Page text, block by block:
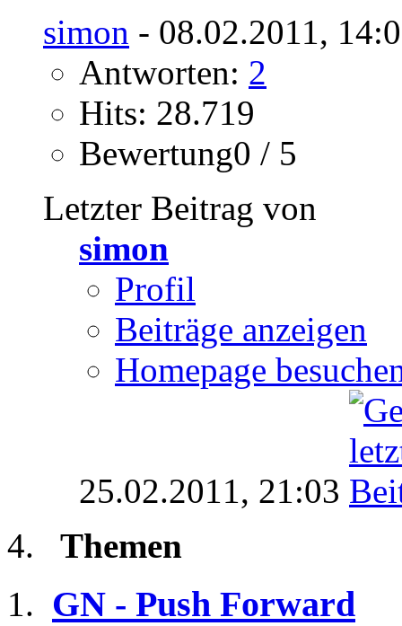
simon - 08.02.2011,
Antworten: 2
Hits: 28.719
Bewertung0 / 5
Letzter Beitrag von
simon
Profil
Beiträge anzeigen
Homepage
25.02.2011, 21:03
Themen
GN - Push Forward